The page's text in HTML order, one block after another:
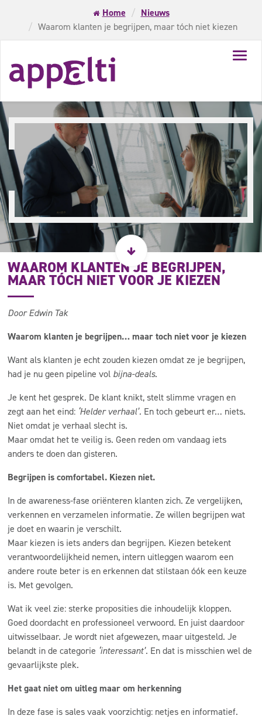
Home
Nieuws
Waarom klanten je begrijpen, maar tóch niet kiezen
WAAROM KLANTEN JE BEGRIJPEN,
MAAR TÓCH NIET VOOR JE KIEZEN
Door Edwin Tak
Waarom klanten je begrijpen… maar toch niet voor je kiezen
Want als klanten je echt zouden kiezen omdat ze je begrijpen,
had je nu geen pipeline vol bijna-deals.
Je kent het gesprek. De klant knikt, stelt slimme vragen en
zegt aan het eind: ‘Helder verhaal’. En toch gebeurt er… niets.
Niet omdat je verhaal slecht is.
Maar omdat het te veilig is. Geen reden om vandaag iets
anders te doen dan gisteren.
Begrijpen is comfortabel. Kiezen niet.
In de awareness-fase oriënteren klanten zich. Ze vergelijken,
verkennen en verzamelen informatie. Ze willen begrijpen wat
je doet en waarin je verschilt.
Maar kiezen is iets anders dan begrijpen. Kiezen betekent
verantwoordelijkheid nemen, intern uitleggen waarom een
andere route beter is en erkennen dat stilstaan óók een keuze
is. Met gevolgen.
Wat ik veel zie: sterke proposities die inhoudelijk kloppen.
Goed doordacht en professioneel verwoord. En juist daardoor
uitwisselbaar. Je wordt niet afgewezen, maar uitgesteld. Je
belandt in de categorie ‘interessant’. En dat is misschien wel de
gevaarlijkste plek.
Het gaat niet om uitleg maar om herkenning
In deze fase is sales vaak voorzichtig: netjes en informatief.